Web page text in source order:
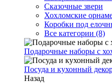
Сказочные звери
Хохломские
Коробки под
Все категории (8)
Подарочные наборы с
Посуда и кухонный
Назад